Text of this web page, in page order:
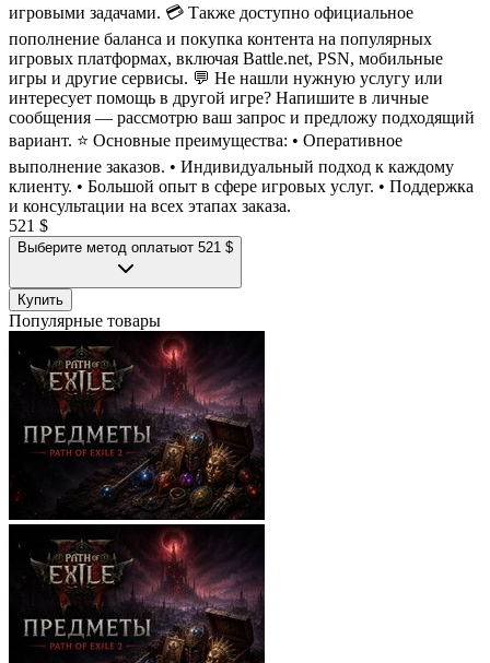
игровыми задачами. 💳 Также доступно официальное
пополнение баланса и покупка контента на популярных
игровых платформах, включая Battle.net, PSN, мобильные
игры и другие сервисы. 💬 Не нашли нужную услугу или
интересует помощь в другой игре? Напишите в личные
сообщения — рассмотрю ваш запрос и предложу подходящий
вариант. ⭐ Основные преимущества: • Оперативное
выполнение заказов. • Индивидуальный подход к каждому
клиенту. • Большой опыт в сфере игровых услуг. • Поддержка
и консультации на всех этапах заказа.
521 $
Выберите метод оплатыот 521 $
Купить
Популярные товары